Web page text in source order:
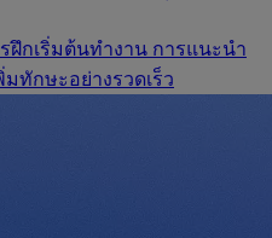
ฝึกเริ่มต้นทำงาน การแนะนำ
ทักษะอย่างรวดเร็ว